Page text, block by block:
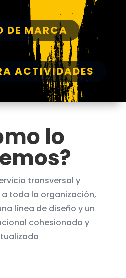
DE MARCA
ACTIVIDADES
lo
transversal y
toda la organización,
línea de diseño y un
cohesionado y